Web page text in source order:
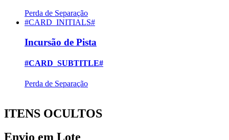
Perda de Separação
#CARD_INITIALS#
Incursão de Pista
#CARD_SUBTITLE#
Perda de Separação
ITENS OCULTOS
Envio em Lote